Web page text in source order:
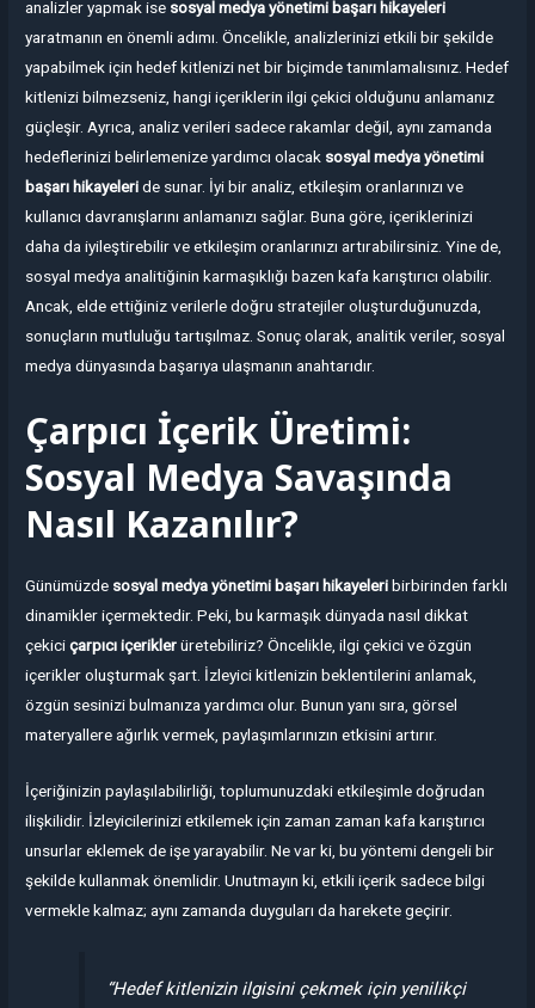
analizler yapmak ise sosyal medya yönetimi başarı hikayeleri
yaratmanın en önemli adımı. Öncelikle, analizlerinizi etkili bir şekilde
yapabilmek için hedef kitlenizi net bir biçimde tanımlamalısınız. Hedef
kitlenizi bilmezseniz, hangi içeriklerin ilgi çekici olduğunu anlamanız
güçleşir. Ayrıca, analiz verileri sadece rakamlar değil, aynı zamanda
hedeflerinizi belirlemenize yardımcı olacak sosyal medya yönetimi
başarı hikayeleride sunar. İyi bir analiz, etkileşim oranlarınızı ve
kullanıcı davranışlarını anlamanızı sağlar. Buna göre, içeriklerinizi
daha da iyileştirebilir ve etkileşim oranlarınızı artırabilirsiniz. Yine de,
sosyal medya analitiğinin karmaşıklığı bazen kafa karıştırıcı olabilir.
Ancak, elde ettiğiniz verilerle doğru stratejiler oluşturduğunuzda,
sonuçların mutluluğu tartışılmaz. Sonuç olarak, analitik veriler, sosyal
medya dünyasında başarıya ulaşmanın anahtarıdır.
Çarpıcı İçerik Üretimi:
Sosyal Medya Savaşında
Nasıl Kazanılır?
Günümüzde sosyal medya yönetimi başarı hikayeleribirbirinden farklı
dinamikler içermektedir. Peki, bu karmaşık dünyada nasıl dikkat
çekiciçarpıcı içeriklerüretebiliriz? Öncelikle, ilgi çekici ve özgün
içerikler oluşturmak şart. İzleyici kitlenizin beklentilerini anlamak,
özgün sesinizi bulmanıza yardımcı olur. Bunun yanı sıra, görsel
materyallere ağırlık vermek, paylaşımlarınızın etkisini artırır.
İçeriğinizin paylaşılabilirliği, toplumunuzdaki etkileşimle doğrudan
ilişkilidir. İzleyicilerinizi etkilemek için zaman zaman kafa karıştırıcı
unsurlar eklemek de işe yarayabilir. Ne var ki, bu yöntemi dengeli bir
şekilde kullanmak önemlidir. Unutmayın ki, etkili içerik sadece bilgi
vermekle kalmaz; aynı zamanda duyguları da harekete geçirir.
“Hedef kitlenizin ilgisini çekmek için yenilikçi